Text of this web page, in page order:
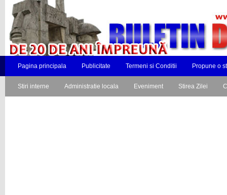
Pagina principala Publicitate Termeni si Conditii Propune o
Stiri interne Administratie locala Eveniment Stirea Zilei